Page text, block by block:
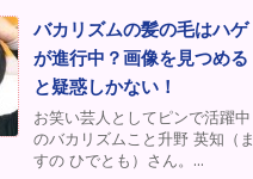
バカリズムの髪の毛はハゲ
が進行中？画像を見つめる
と疑惑しかない！
お笑い芸人としてピンで活躍中
のバカリズムこと升野 英知（ま
すの ひでとも）さん。...